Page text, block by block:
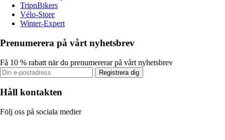
TripnBikers
Vélo-Store
Winter-Expert
Prenumerera på vårt nyhetsbrev
Få 10 % rabatt när du prenumererar på vårt nyhetsbrev
Registrera dig
Håll kontakten
Följ oss på sociala medier